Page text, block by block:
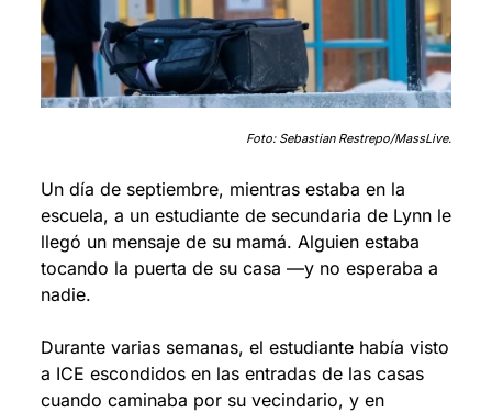
Foto: Sebastian Restrepo/MassLive.
Un día de septiembre, mientras estaba en la
escuela, a un estudiante de secundaria de Lynn le
llegó un mensaje de su mamá. Alguien estaba
tocando la puerta de su casa —y no esperaba a
nadie.
Durante varias semanas, el estudiante había visto
a ICE escondidos en las entradas de las casas
cuando caminaba por su vecindario, y en